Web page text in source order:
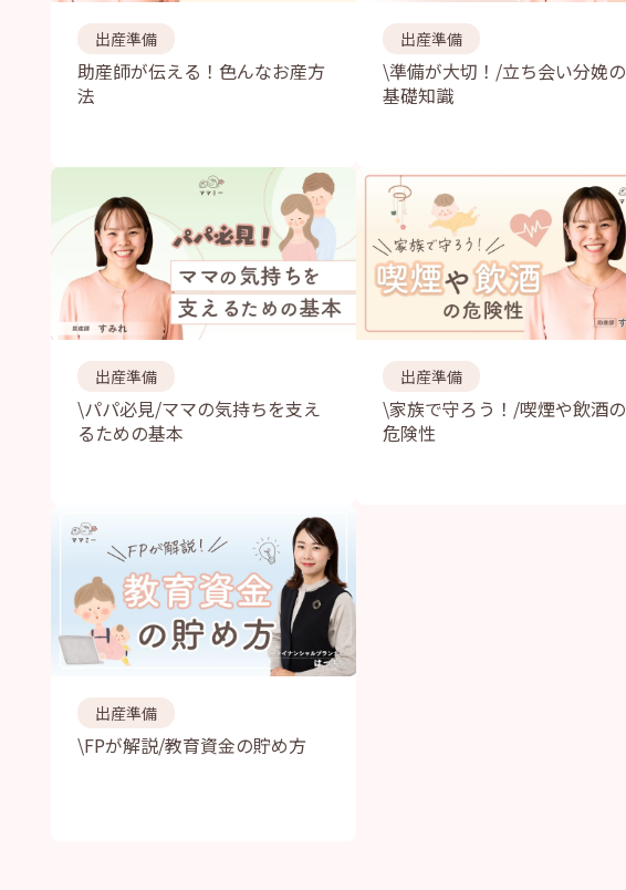
出産準備
助産師が伝える！色んなお産方
法
出産準備
\準備が大切！/立ち会い分娩の
基礎知識
出産準備
\パパ必見/ママの気持ちを支え
るための基本
出産準備
\家族で守ろう！/喫煙や飲酒の
危険性
出産準備
\FPが解説/教育資金の貯め方